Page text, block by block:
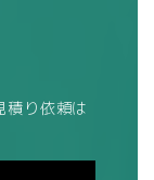
積り依頼は